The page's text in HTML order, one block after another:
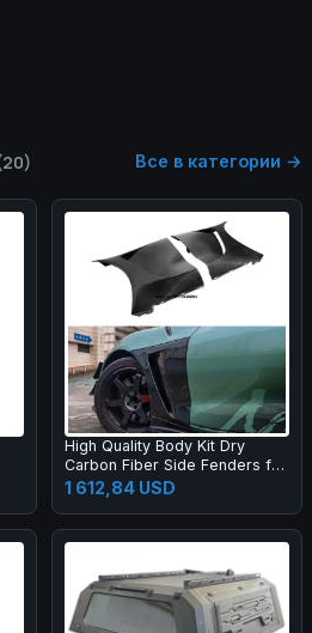
Все в категории →
High Quality Body Kit Dry
Carbon Fiber Side Fenders for
supra A90
1 612,84 USD